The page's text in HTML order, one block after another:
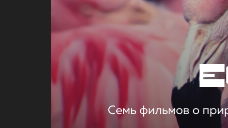
Семь фильмов о